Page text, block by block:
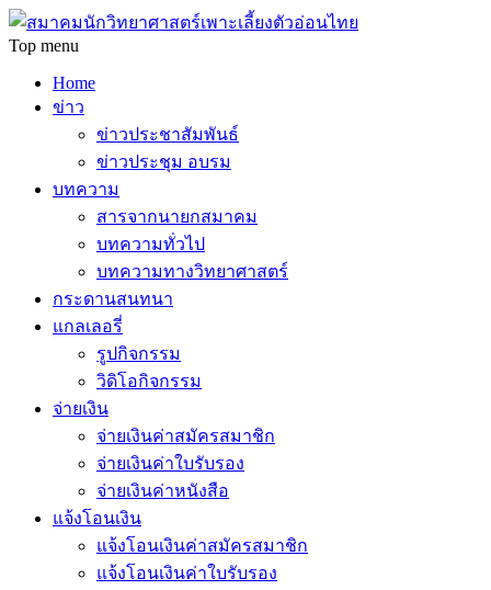
Top menu
Home
ข่าว
ข่าวประชาสัมพันธ์
ข่าวประชุม อบรม
บทความ
สารจากนายกสมาคม
บทความทั่วไป
บทความทางวิทยาศาสตร์
กระดานสนทนา
แกลเลอรี่
รูปกิจกรรม
วิดิโอกิจกรรม
จ่ายเงิน
จ่ายเงินค่าสมัครสมาชิก
จ่ายเงินค่าใบรับรอง
จ่ายเงินค่าหนังสือ
แจ้งโอนเงิน
แจ้งโอนเงินค่าสมัครสมาชิก
แจ้งโอนเงินค่าใบรับรอง